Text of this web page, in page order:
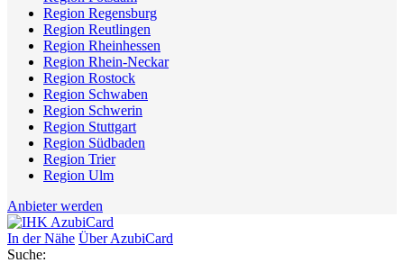
Region Regensburg
Region Reutlingen
Region Rheinhessen
Region Rhein-Neckar
Region Rostock
Region Schwaben
Region Schwerin
Region Stuttgart
Region Südbaden
Region Trier
Region Ulm
Anbieter werden
In der Nähe Über AzubiCard
Suche: